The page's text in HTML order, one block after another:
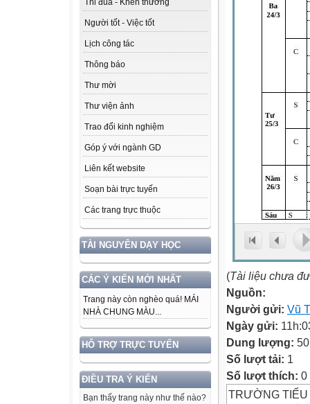
Thi đua - Khen thưởng
Người tốt - Việc tốt
Lịch công tác
Thông báo
Thư mời
Thư viện ảnh
Trao đổi kinh nghiệm
Góp ý với ngành GD
Liên kết website
Soạn bài trực tuyến
Các trang trực thuộc
TÀI NGUYÊN DẠY HỌC
CÁC Ý KIẾN MỚI NHẤT
Trang này còn nghèo quá! MÁI
NHÀ CHUNG MÀU...
HỖ TRỢ TRỰC TUYẾN
ĐIỀU TRA Ý KIẾN
Bạn thấy trang này như thế nào?
(Tài liệu chưa
Nguồn:
Người gửi: Vũ
Ngày gửi:
Dung lượng:
Số lượt tải: 1
Số lượt thích: 0
TRƯỜNG TIỂU